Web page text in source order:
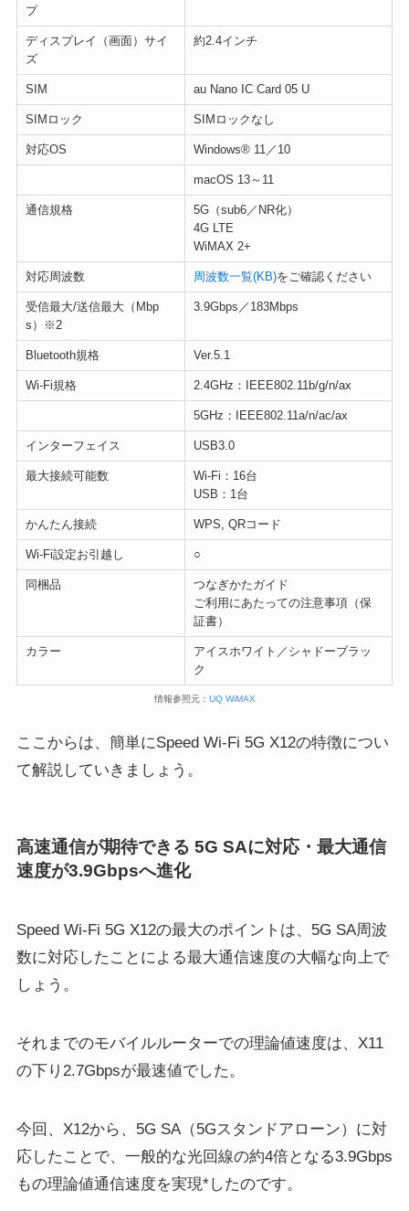
プ
ディスプレイ（画面）サイ
ズ
約2.4インチ
SIM au Nano IC Card 05 U
SIMロック SIMロックなし
対応OS Windows® 11／10
macOS 13～11
通信規格
5G（sub6／NR化）
4G LTE
WiMAX 2+
対応周波数 周波数一覧(KB)をご確認ください
受信最大/送信最大（Mbp
s）※2
3.9Gbps／183Mbps
Bluetooth規格 Ver.5.1
Wi-Fi規格 2.4GHz：IEEE802.11b/g/n/ax
5GHz：IEEE802.11a/n/ac/ax
インターフェイス USB3.0
最大接続可能数
Wi-Fi：16台
USB：1台
かんたん接続 WPS, QRコード
Wi-Fi設定お引越し ○
同梱品
つなぎかたガイド
ご利用にあたっての注意事項（保
証書）
カラー
アイスホワイト／シャドーブラッ
ク
情報参照元： UQ WiMAX
ここからは、簡単にSpeed Wi-Fi 5G X12の特徴につい
て解説していきましょう。
高速通信が期待できる 5G SAに対応・最大通信
速度が3.9Gbpsへ進化
Speed Wi-Fi 5G X12の最大のポイントは、5G SA周波
数に対応したことによる最大通信速度の大幅な向上で
しょう。
それまでのモバイルルーターでの理論値速度は、X11
の下り2.7Gbpsが最速値でした。
今回、X12から、5G SA（5Gスタンドアローン）に対
応したことで、一般的な光回線の約4倍となる3.9Gbps
もの理論値通信速度を実現*したのです。